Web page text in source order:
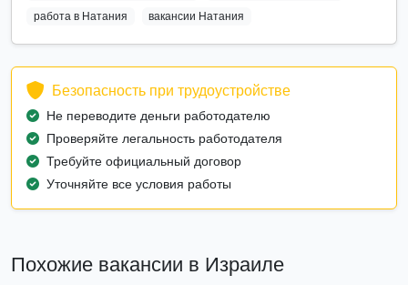
работа в Натания
вакансии Натания
Безопасность при трудоустройстве
Не переводите деньги работодателю
Проверяйте легальность работодателя
Требуйте официальный договор
Уточняйте все условия работы
Похожие вакансии в Израиле